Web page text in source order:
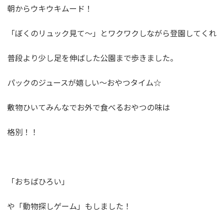
朝からウキウキムード！
「ぼくのリュック見て～」とワクワクしながら登園してく
普段より少し足を伸ばした公園まで歩きました。
パックのジュースが嬉しい～おやつタイム☆
敷物ひいてみんなでお外で食べるおやつの味は
格別！！
「おちばひろい」
や「動物探しゲーム」もしました！